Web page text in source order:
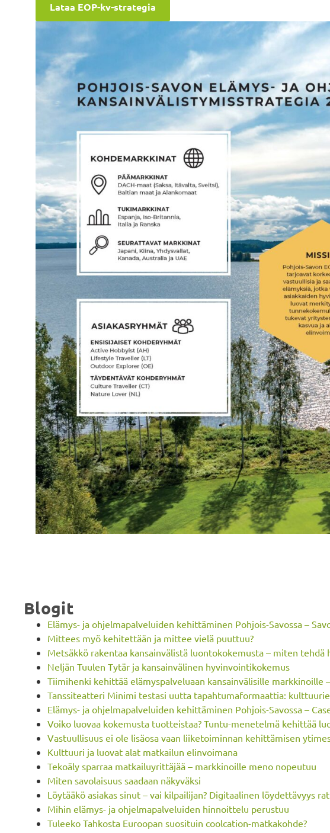
Lataa EOP-kv-strategia
Blogit
Elämys- ja ohjelmapalveluiden kehittäminen Pohjois-Savossa –
Mittees myö kehitettään ja mittee vielä puuttuu?
Metsäkkö rakentaa kansainvälistä luontokokemusta – miten
Neljän Tuulen Tytär ja kansainvälinen hyvinvointikokemus
Tiimihenki kehittää elämyspalveluaan kansainvälisille
Tanssiteatteri Minimi testasi uutta tapahtumaformaattia:
Elämys- ja ohjelmapalveluiden kehittäminen Pohjois-Savossa –
Voiko luovaa kokemusta tuotteistaa? Tuntu-menetelmä kehittää
Vastuullisuus ei ole lisäosa vaan liiketoiminnan kehittämisen
Kulttuuri ja luovat alat matkailun elinvoimana
Tekoäly sparraa matkailuyrittäjää – markkinoille meno nopeutuu
Miten savolaisuus saadaan näkyväksi
Löytääkö asiakas sinut – vai kilpailijan? Digitaalinen löydettävyys
Mihin elämys- ja ohjelmapalveluiden hinnoittelu perustuu
Tuleeko Tahkosta Euroopan suosituin coolcation-matkakohde?